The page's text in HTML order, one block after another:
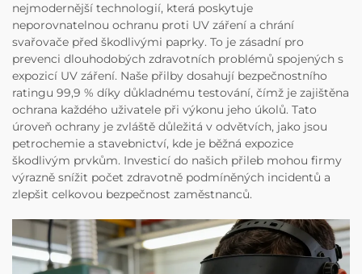
nejmodernější technologií, která poskytuje
neporovnatelnou ochranu proti UV záření a chrání
svařovače před škodlivými paprky. To je zásadní pro
prevenci dlouhodobých zdravotních problémů spojených s
expozicí UV záření. Naše přilby dosahují bezpečnostního
ratingu 99,9 % díky důkladnému testování, čímž je zajištěna
ochrana každého uživatele při výkonu jeho úkolů. Tato
úroveň ochrany je zvláště důležitá v odvětvích, jako jsou
petrochemie a stavebnictví, kde je běžná expozice
škodlivým prvkům. Investicí do našich přileb mohou firmy
výrazně snížit počet zdravotně podmíněných incidentů a
zlepšit celkovou bezpečnost zaměstnanců.